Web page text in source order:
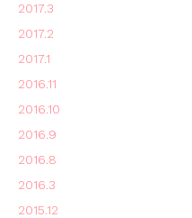
2017.3
2017.2
2017.1
2016.11
2016.10
2016.9
2016.8
2016.3
2015.12